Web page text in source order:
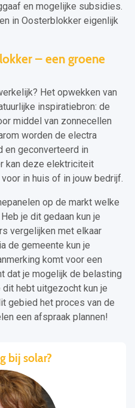
en mogelijke subsidies.
in Oosterblokker eigenlijk
– een groene
Het opwekken van
inspiratiebron: de
middel van zonnecellen
worden de electra
en geconverteerd in
kan deze elektriciteit
in huis of in jouw bedrijf.
op de markt welke
je dit gedaan kun je
vergelijken met elkaar
de gemeente kun je
komt voor een
dat je mogelijk de belasting
dit hebt uitgezocht kun je
gebied het proces van de
een afspraak plannen!
bij solar?